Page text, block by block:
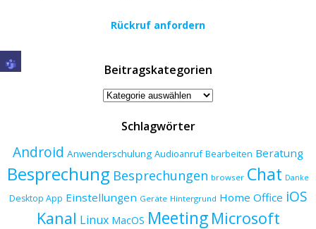
Rückruf anfordern
Beitragskategorien
Beitragskategorien
Schlagwörter
Android Anwenderschulung Audioanruf Bearbeiten Beratung
Besprechung Besprechungen browser Chat Danke
Desktop App Einstellungen Geräte Hintergrund Home Office iOS
Kanal Linux MacOS Meeting Microsoft